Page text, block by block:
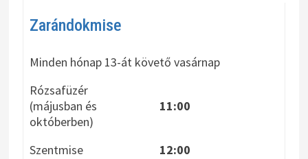
Zarándokmise
Minden hónap 13-át követő vasárnap
Rózsafüzér
(májusban és
októberben)
11:00
Szentmise
12:00